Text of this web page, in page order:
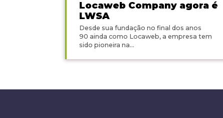
Locaweb Company agora é
LWSA
Desde sua fundação no final dos anos
90 ainda como Locaweb, a empresa tem
sido pioneira na...